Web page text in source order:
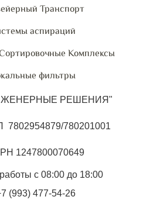
Транспорт
аспираций
Комплексы
фильтры
РЕШЕНИЯ"
780201001
1247800070649
с 08:00 до 18:00
(993) 477-54-26